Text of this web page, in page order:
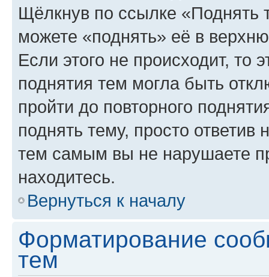
Щёлкнув по ссылке «Поднять
можете «поднять» её в
Если этого не происходит, то
поднятия тем могла быть
пройти до повторного
поднять тему, просто ответив
тем самым вы не нарушаете
находитесь.
Вернуться к началу
Форматирование
тем